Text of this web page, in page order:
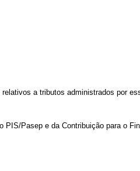
a tributos administrados por
Pasep e da Contribuição para o